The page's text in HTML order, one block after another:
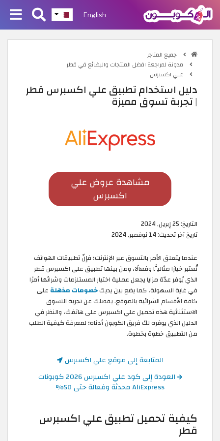
English
جميع المتاجر
مدونة لمراجعة افضل المنتجات والبضائع في قطر
علي اكسبرس
دليل استخدام تطبيق علي اكسبرس قطر
| تجربة تسوق مميزة
مشاهدة عروض علي
اكسبرس
التاريخ:25 إبريل, 2024
تاريخ آخر تحديث:14 نوفمبر, 2024
عندما يتعلق الأمر بالتسوق عبر الإنترنت؛ فإنّ تطبيقات الهواتف
تُعتبر خيارًا مثاليًّا وفعالًا، ومن بينها تطبيق علي اكسبرس قطر
الذي يُوفر عدّة مزايا يجعل عملية اختيار المستلزمات وشرائها أمرًا
في غاية السهولة، كما يضع بين يديكخصومات مذهلة على
كافة الأقسام الشرائية بالموقع. يفصلك عن تجربة التسوق
الاستثنائية هذه تحميل علي اكسبرس على هاتفك، والنظر في
الدليل الذي يوفره لك فريق الكوبون أدناه؛ لمعرفة كيفية الطلب
من التطبيق خطوة بخطوة.
المتابعة إلى موقع علي اكسبرس
العودة إلى كود علي اكسبرس 2026 كوبونات
AliExpress محدثة وفعالة حتى 50%
كيفية تحميل تطبيق علي اكسبرس
قطر